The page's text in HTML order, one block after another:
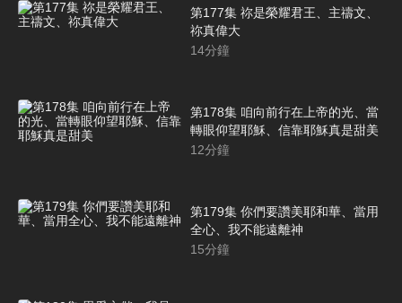
第177集 祢是榮耀君王、主禱文、
祢真偉大
14分鐘
第178集 咱向前行在上帝的光、當
轉眼仰望耶穌、信靠耶穌真是甜美
12分鐘
第179集 你們要讚美耶和華、當用
全心、我不能遠離神
15分鐘